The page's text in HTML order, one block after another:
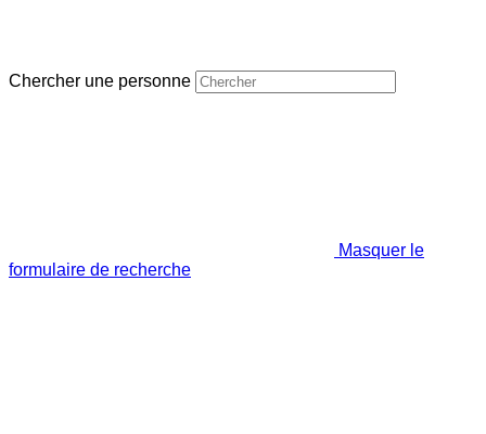
Chercher une personne
Masquer le
formulaire de recherche